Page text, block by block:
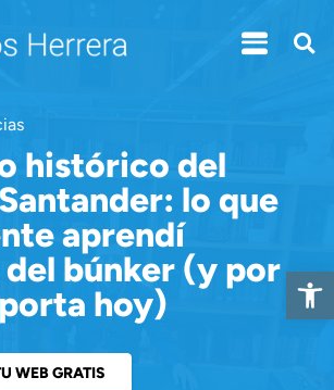
histórico del
lo que
aprendí
búnker (y por
hoy)
WEB GRATIS
Abrir